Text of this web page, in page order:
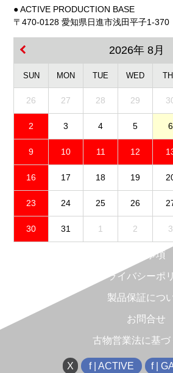
● ACTIVE PRODUCTION BASE
〒470-0128 愛知県日進市浅田平子1-370
2026年 8月
SUN MON TUE WED
26 27 28 29
2 3 4 5 6
9 10 11 12
16 17 18 19
23 24 25 26
30 31 1 2 3
免責事項
プライバシーポ
製品保証につ
お問合せ
古物営業法に基づ
X f | ACTIVE f |